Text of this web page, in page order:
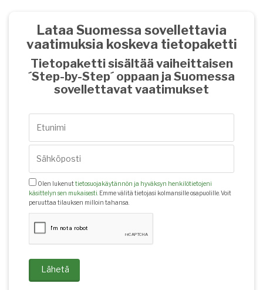
Lataa Suomessa sovellettavia
vaatimuksia koskeva tietopaketti
Tietopaketti sisältää vaiheittaisen
´Step-by-Step´ oppaan ja Suomessa
sovellettavat vaatimukset
Olen lukenuttietosuojakäytännön ja hyväksyn henkilötietojeni
käsittelyn sen mukaisesti. Emme välitä tietojasi kolmansille osapuolille. Voit
peruuttaa tilauksen milloin tahansa.
Lähetä